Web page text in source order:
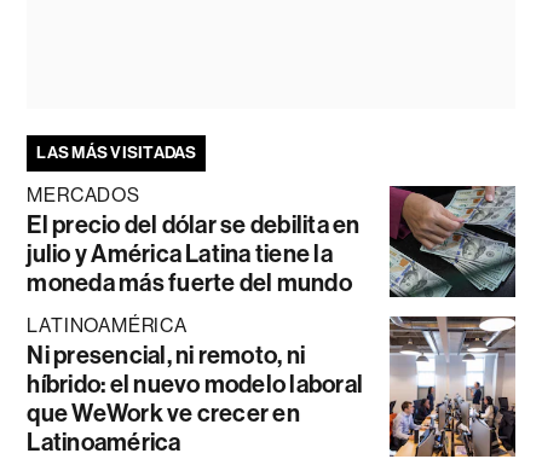
LAS MÁS VISITADAS
MERCADOS
El precio del dólar se debilita en
julio y América Latina tiene la
moneda más fuerte del mundo
LATINOAMÉRICA
Ni presencial, ni remoto, ni
híbrido: el nuevo modelo laboral
que WeWork ve crecer en
Latinoamérica